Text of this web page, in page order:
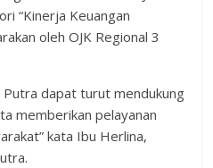
“Kinerja Keuangan
oleh OJK Regional 3
Putra dapat turut mendukung
memberikan pelayanan
kata Ibu Herlina,